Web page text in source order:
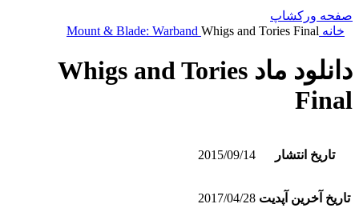
صفحه ورکشاپ
خانه
Mount & Blade: Warband Whigs and Tories Final
دانلود ماد Whigs and Tories
Final
تاریخ انتشار 2015/09/14
تاریخ آخرین آپدیت 2017/04/28